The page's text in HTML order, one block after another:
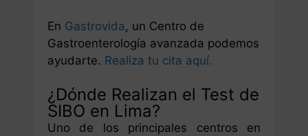
En Gastrovida , un Centro de
Gastroenterología avanzada podemos
ayudarte. Realiza tu cita aquí.
¿Dónde Realizan el Test de
SIBO en Lima?
Uno de los principales centros en